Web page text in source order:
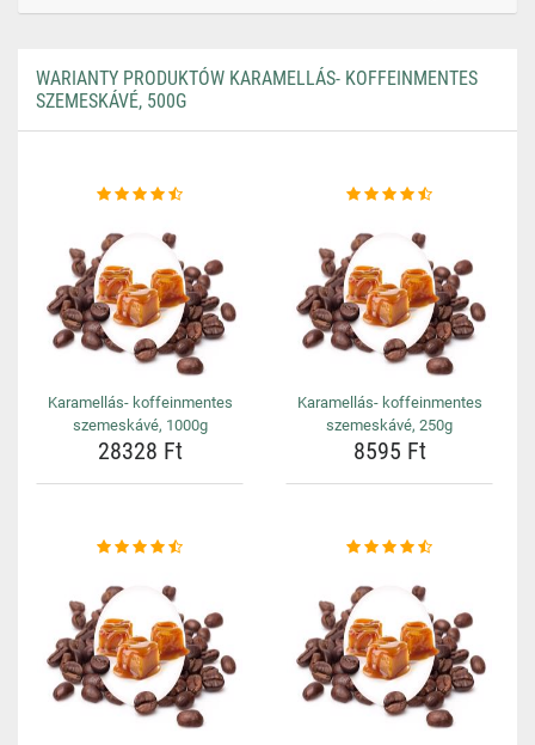
WARIANTY PRODUKTÓW KARAMELLÁS- KOFFEINMENTES
SZEMESKÁVÉ, 500G
Karamellás- koffeinmentes
szemeskávé, 1000g
28328 Ft
Karamellás- koffeinmentes
szemeskávé, 250g
8595 Ft